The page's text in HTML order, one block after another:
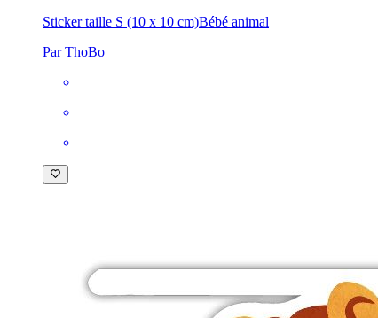
Sticker taille S (10 x 10 cm)Bébé animal
Par ThoBo